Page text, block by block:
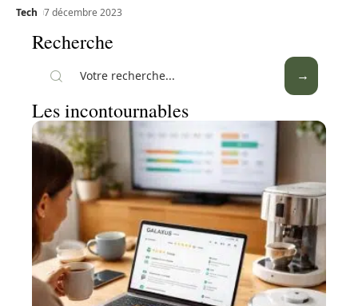
Tech 7 décembre 2023
Recherche
Les incontournables